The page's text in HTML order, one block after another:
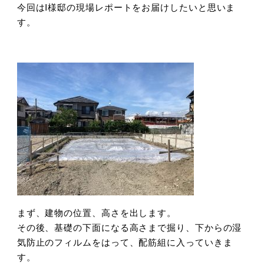
今回はI様邸の現場レポートをお届けしたいと思いま
す。
まず、建物の位置、高さを出します。
その後、基礎の下面になる高さまで掘り、下からの湿
気防止のフィルムをはって、配筋組に入っていきま
す。